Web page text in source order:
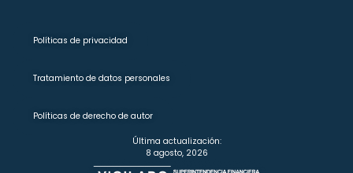
Políticas de privacidad
Tratamiento de datos personales
Políticas de derecho de autor
Última actualización:
8 agosto, 2026